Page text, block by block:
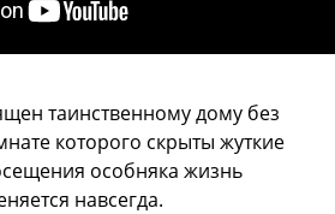
таинственному дому без
которого скрыты жуткие
особняка жизнь
навсегда.